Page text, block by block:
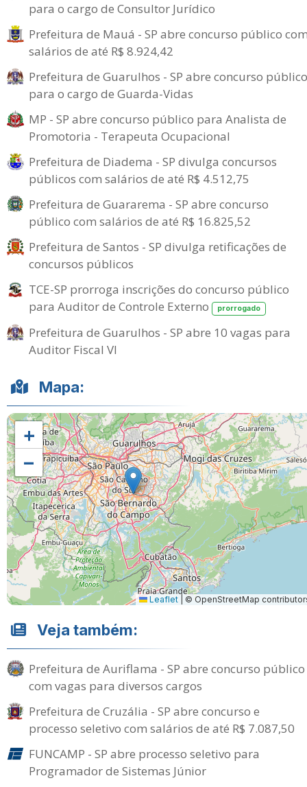
para o cargo de Consultor Jurídico
Prefeitura de Mauá - SP abre concurso público
salários de até R$ 8.924,42
Prefeitura de Guarulhos - SP abre concurso público
para o cargo de Guarda-Vidas
MP - SP abre concurso público para Analista de
Promotoria - Terapeuta Ocupacional
Prefeitura de Diadema - SP divulga concursos
públicos com salários de até R$ 4.512,75
Prefeitura de Guararema - SP abre concurso
público com salários de até R$ 16.825,52
Prefeitura de Santos - SP divulga retificações de
concursos públicos
TCE-SP prorroga inscrições do concurso público
para Auditor de Controle Externo
prorrogado
Prefeitura de Guarulhos - SP abre 10 vagas para
Auditor Fiscal VI
Mapa:
+
−
Leaflet © OpenStreetMap
Veja também:
Prefeitura de Auriflama - SP abre concurso público
com vagas para diversos cargos
Prefeitura de Cruzália - SP abre concurso e
processo seletivo com salários de até R$ 7.087,50
FUNCAMP - SP abre processo seletivo para
Programador de Sistemas Júnior